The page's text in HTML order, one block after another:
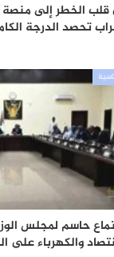
الخطر إلى منصة
تحصد الدرجة
حاسم لمجلس
والكهرباء على